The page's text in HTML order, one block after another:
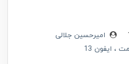
امیرحسین جلالی
ایفون 13